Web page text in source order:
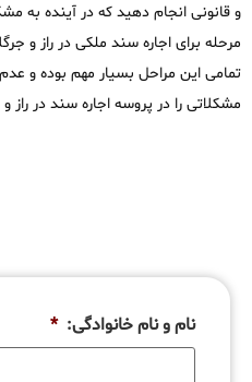
مرحله برای اجاره سند ملکی در راز و
تمامی این مراحل بسیار مهم بوده و
مشکلاتی را در پروسه اجاره سند در راز
نام و نام خانوادگی: *